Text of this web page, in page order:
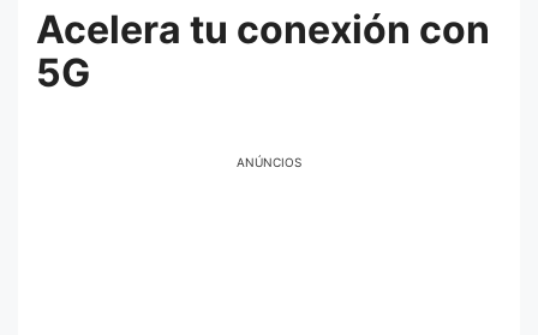
Acelera tu conexión con
5G
ANÚNCIOS